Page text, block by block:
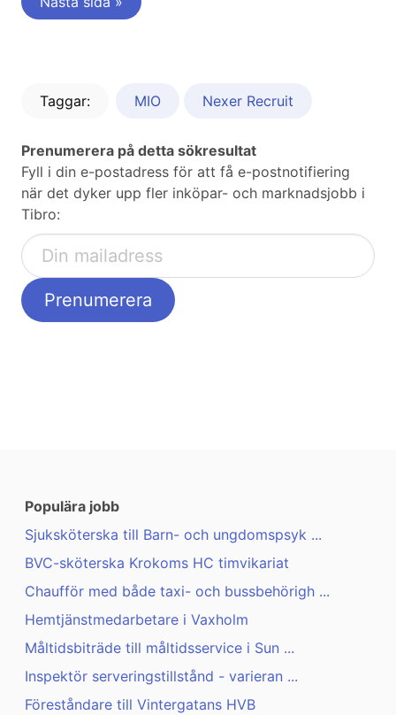
Taggar: MIO Nexer Recruit
Prenumerera på detta sökresultat
Fyll i din e-postadress för att få e-postnotifiering
när det dyker upp fler inköpar- och marknadsjobb i
Tibro:
Populära jobb
Sjuksköterska till Barn- och ungdomspsyk ...
BVC-sköterska Krokoms HC timvikariat
Chaufför med både taxi- och bussbehörigh ...
Hemtjänstmedarbetare i Vaxholm
Måltidsbiträde till måltidsservice i Sun ...
Inspektör serveringstillstånd - varieran ...
Föreståndare till Vintergatans HVB